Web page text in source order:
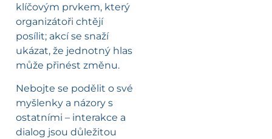
klíčovým prvkem, který
organizátoři chtějí
posílit; akcí se snaží
ukázat, že jednotný hlas
může přinést změnu.
Nebojte se podělit o své
myšlenky a názory s
ostatními – interakce a
dialog jsou důležitou